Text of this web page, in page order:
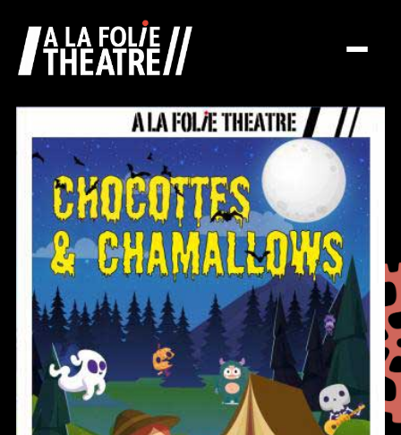
À la folie théâtre